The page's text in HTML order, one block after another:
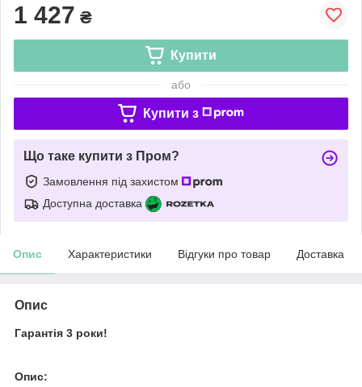
1 427 ₴
Купити
або
Купити з
Що таке купити з Пром?
Замовлення під захистом
Доступна доставка
Опис Характеристики Відгуки про товар Доставка
Опис
Гарантія 3 роки!
Опис: